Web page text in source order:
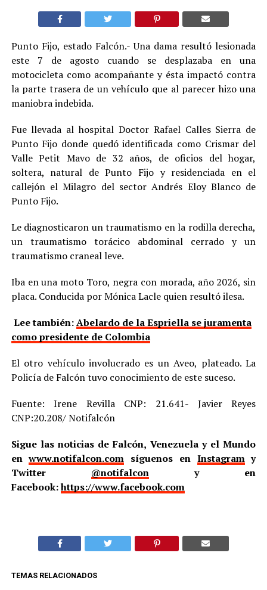
Punto Fijo, estado Falcón.- Una dama resultó lesionada
este 7 de agosto cuando se desplazaba en una
motocicleta como acompañante y ésta impactó contra
la parte trasera de un vehículo que al parecer hizo una
maniobra indebida.
Fue llevada al hospital Doctor Rafael Calles Sierra de
Punto Fijo donde quedó identificada como Crismar del
Valle Petit Mavo de 32 años, de oficios del hogar,
soltera, natural de Punto Fijo y residenciada en el
callejón el Milagro del sector Andrés Eloy Blanco de
Punto Fijo.
Le diagnosticaron un traumatismo en la rodilla derecha,
un traumatismo torácico abdominal cerrado y un
traumatismo craneal leve.
Iba en una moto Toro, negra con morada, año 2026, sin
placa. Conducida por Mónica Lacle quien resultó ilesa.
Lee también:Abelardo de la Espriella se juramenta
como presidente de Colombia
El otro vehículo involucrado es un Aveo, plateado. La
Policía de Falcón tuvo conocimiento de este suceso.
Fuente: Irene Revilla CNP: 21.641- Javier Reyes
CNP:20.208/ Notifalcón
Sigue las noticias de Falcón, Venezuela y el Mundo
enwww.notifalcon.com síguenos en Instagramy
Twitter @notifalcony en
Facebook:https://www.facebook.com
TEMAS RELACIONADOS